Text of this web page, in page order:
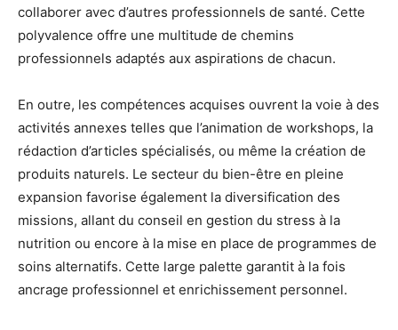
collaborer avec d’autres professionnels de santé. Cette
polyvalence offre une multitude de chemins
professionnels adaptés aux aspirations de chacun.
En outre, les compétences acquises ouvrent la voie à des
activités annexes telles que l’animation de workshops, la
rédaction d’articles spécialisés, ou même la création de
produits naturels. Le secteur du bien-être en pleine
expansion favorise également la diversification des
missions, allant du conseil en gestion du stress à la
nutrition ou encore à la mise en place de programmes de
soins alternatifs. Cette large palette garantit à la fois
ancrage professionnel et enrichissement personnel.